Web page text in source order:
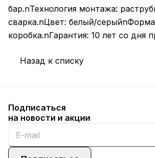
бар.nТехнология монтажа:
сварка.nЦвет: белый/
коробка.nГарантия: 10 лет со дня
Назад к списку
Подписаться
на новости и акции